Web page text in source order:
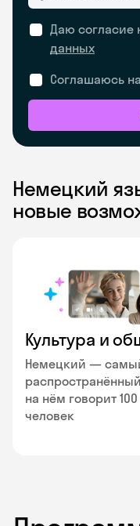
Даю согласие
данных
Соглашаюсь на
Немецкий
новые
Культура и
Немецкий —
на нём говорит
человек